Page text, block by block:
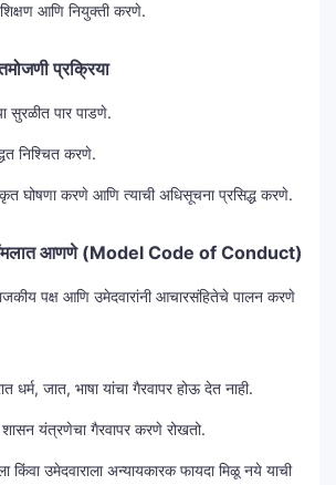
आणि नियुक्ती करणे.
प्रक्रिया
सुरळीत पार पाडणे.
निश्चित करणे.
घोषणा करणे आणि त्याची अधिसूचना प्रसिद्ध करणे.
आणणे (Model Code of Conduct)
पक्ष आणि उमेदवारांनी आचारसंहितेचे पालन करणे
धर्म, जात, भाषा यांचा गैरवापर होऊ देत नाही.
शासन यंत्रणेचा गैरवापर करणे रोखतो.
किंवा उमेदवाराला अन्यायकारक फायदा मिळू नये याची